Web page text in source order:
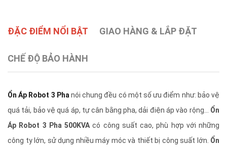
ĐẶC ĐIỂM NỔI BẬT GIAO HÀNG & LẮP ĐẶT
CHẾ ĐỘ BẢO HÀNH
Ổn Áp Robot 3 Phanói chung đều có một số ưu điểm như: bảo vệ
quá tải, bảo vệ quá áp, tự cân bằng pha, dải điện áp vào rộng... Ổn
Áp Robot 3 Pha 500KVAcó công suất cao, phù hợp với những
công ty lớn, sử dụng nhiều máy móc và thiết bị công suất lớn. Ổn